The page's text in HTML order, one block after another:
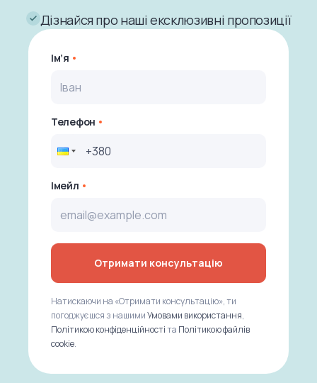
Дізнайся про наші ексклюзивні пропозиції
Ім’я
Телефон
Імейл
Отримати консультацію
Натискаючи на «Отримати консультацію», ти
погоджуєшся з нашимиУмовами використання,
Політикою конфіденційностіта Політикою файлів
cookie.